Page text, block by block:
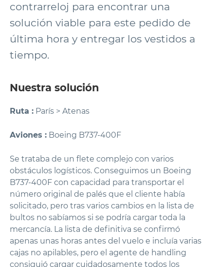
contrarreloj para encontrar una
solución viable para este pedido de
última hora y entregar los vestidos a
tiempo.
Nuestra solución
Ruta : París > Atenas
Aviones : Boeing B737-400F
Se trataba de un flete complejo con varios
obstáculos logísticos. Conseguimos un Boeing
B737-400F con capacidad para transportar el
número original de palés que el cliente había
solicitado, pero tras varios cambios en la lista de
bultos no sabíamos si se podría cargar toda la
mercancía. La lista de definitiva se confirmó
apenas unas horas antes del vuelo e incluía varias
cajas no apilables, pero el agente de handling
consiguió cargar cuidadosamente todos los